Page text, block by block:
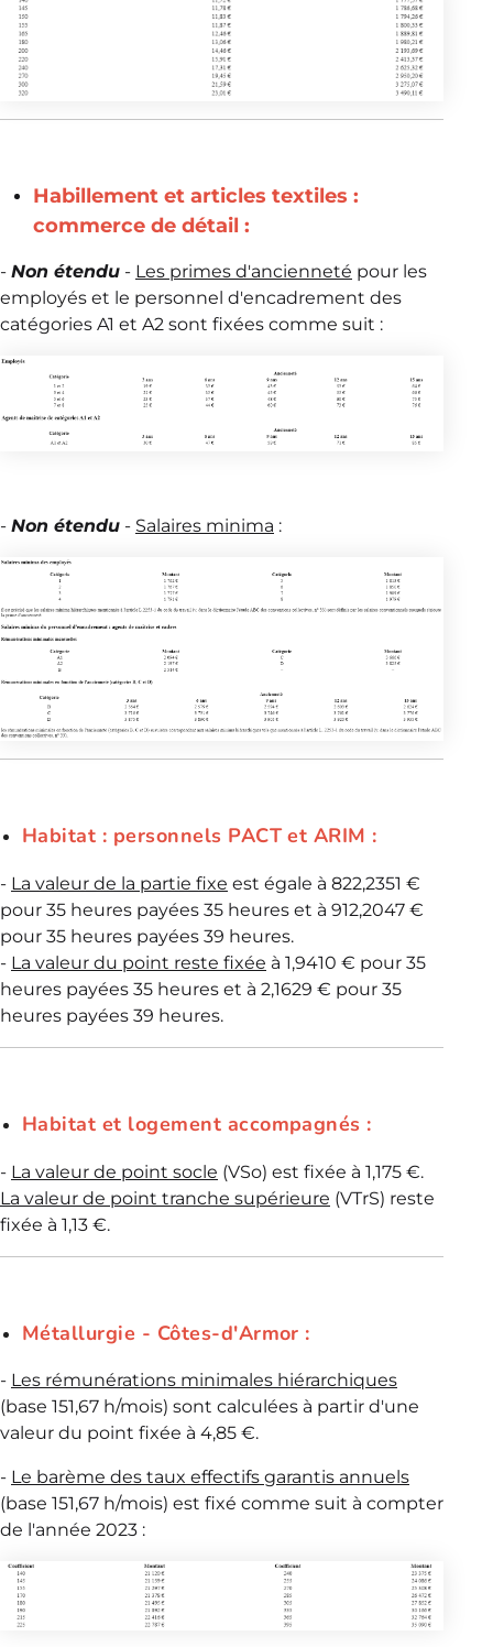
Habillement et articles textiles :
commerce de détail :
- Non étendu - Les primes d'ancienneté pour les
employés et le personnel d'encadrement des
catégories A1 et A2 sont fixées comme suit :
- Non étendu - Salaires minima :
Habitat : personnels PACT et ARIM :
- La valeur de la partie fixe est égale à 822,2351 €
pour 35 heures payées 35 heures et à 912,2047 €
pour 35 heures payées 39 heures.
- La valeur du point reste fixée à 1,9410 € pour 35
heures payées 35 heures et à 2,1629 € pour 35
heures payées 39 heures.
Habitat et logement accompagnés :
- La valeur de point socle (VSo) est fixée à 1,175 €.
La valeur de point tranche supérieure (VTrS) reste
fixée à 1,13 €.
Métallurgie - Côtes-d'Armor :
- Les rémunérations minimales hiérarchiques
(base 151,67 h/mois) sont calculées à partir d'une
valeur du point fixée à 4,85 €.
- Le barème des taux effectifs garantis annuels
(base 151,67 h/mois) est fixé comme suit à compter
de l'année 2023 :